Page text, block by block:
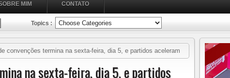
MIM CONTATO
Topics :
convenções termina na sexta-feira, dia 5, e partidos aceleram
na sexta-feira, dia 5, e partidos